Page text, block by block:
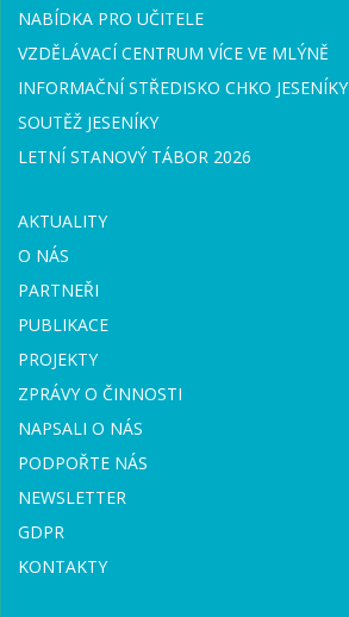
NABÍDKA PRO UČITELE
VZDĚLÁVACÍ CENTRUM VÍCE VE MLÝNĚ
INFORMAČNÍ STŘEDISKO CHKO JESENÍKY
SOUTĚŽ JESENÍKY
LETNÍ STANOVÝ TÁBOR 2026
AKTUALITY
O NÁS
PARTNEŘI
PUBLIKACE
PROJEKTY
ZPRÁVY O ČINNOSTI
NAPSALI O NÁS
PODPOŘTE NÁS
NEWSLETTER
GDPR
KONTAKTY